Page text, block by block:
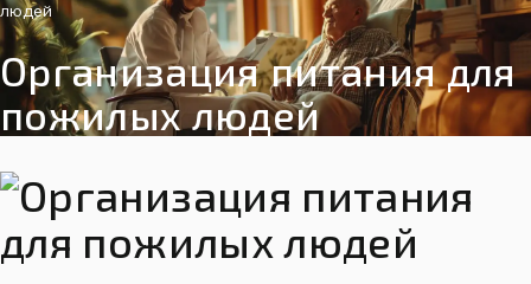
людей
Организация питания для
пожилых людей